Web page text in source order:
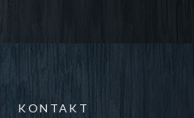
KONTAKT